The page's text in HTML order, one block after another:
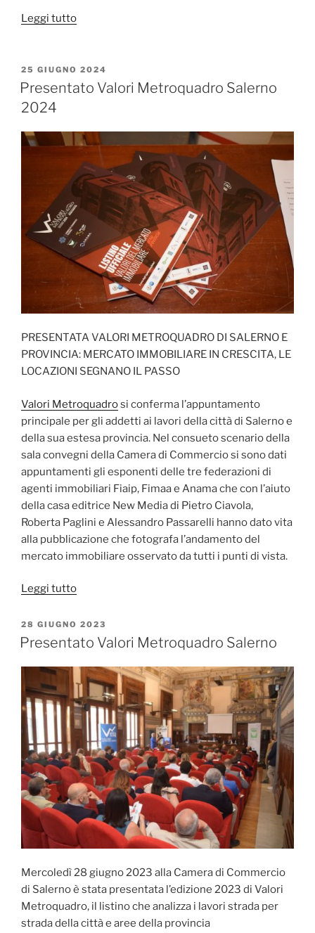
Leggi tutto“Valori
Salerno
2024”
PUBBLICATO
IL
25 GIUGNO 2024
Presentato Valori Metroquadro Salerno
2024
PRESENTATA VALORI METROQUADRO DI SALERNO E
PROVINCIA: MERCATO IMMOBILIARE IN CRESCITA, LE
LOCAZIONI SEGNANO IL PASSO
Valori Metroquadrosi conferma l’appuntamento
principale per gli addetti ai lavori della città di Salerno e
della sua estesa provincia. Nel consueto scenario della
sala convegni della Camera di Commercio si sono dati
appuntamenti gli esponenti delle tre federazioni di
agenti immobiliari Fiaip, Fimaa e Anama che con l’aiuto
della casa editrice New Media di Pietro Ciavola,
Roberta Paglini e Alessandro Passarelli hanno dato vita
alla pubblicazione che fotografa l’andamento del
mercato immobiliare osservato da tutti i punti di vista.
Leggi tutto“Presentato
Metroquadro
Salerno
PUBBLICATO
IL
28 GIUGNO 2023
Presentato Valori Metroquadro Salerno
Mercoledì 28 giugno 2023 alla Camera di Commercio
di Salerno è stata presentata l’edizione 2023 di Valori
Metroquadro, il listino che analizza i lavori strada per
strada della città e aree della provincia